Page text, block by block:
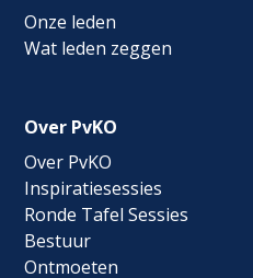
Onze leden
Wat leden zeggen
Over PvKO
Over PvKO
Inspiratiesessies
Ronde Tafel Sessies
Bestuur
Ontmoeten